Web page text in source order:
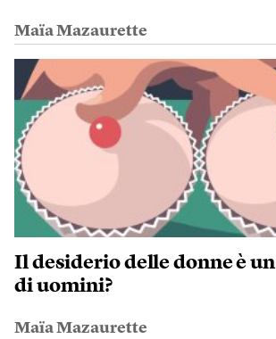
Maïa Mazaurette
Il desiderio delle donne è
di uomini?
Maïa Mazaurette